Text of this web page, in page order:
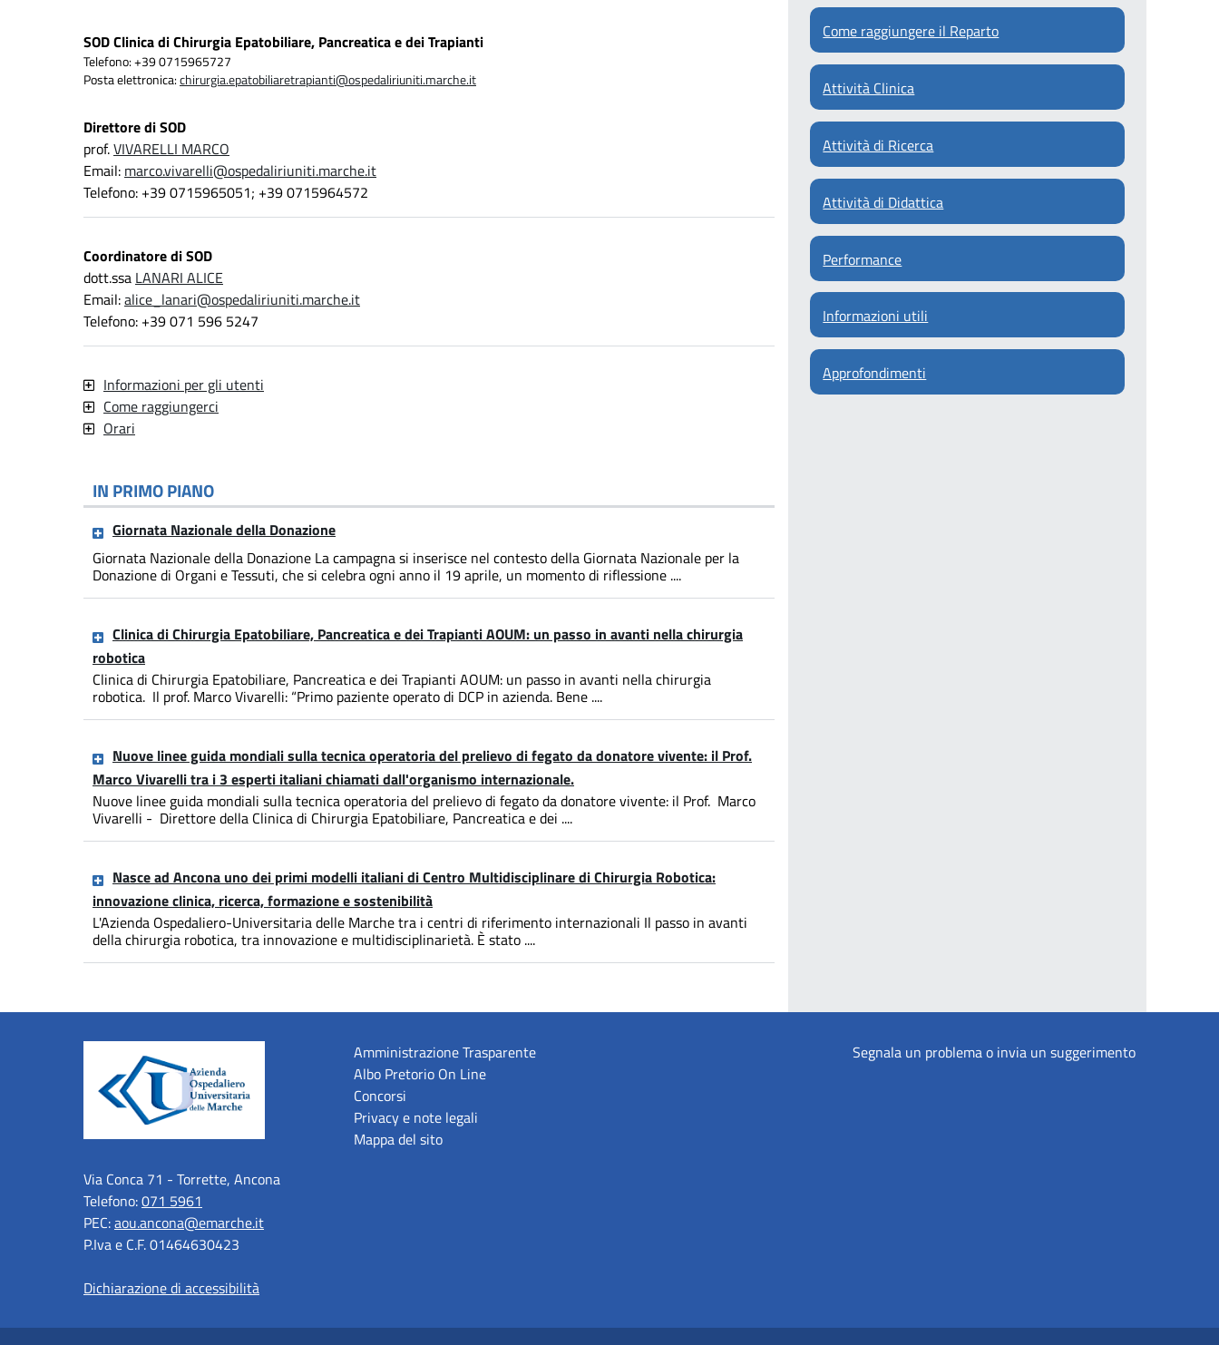
SOD Clinica di Chirurgia Epatobiliare, Pancreatica e dei Trapianti
Telefono: +39 0715965727
Posta elettronica:chirurgia.epatobiliaretrapianti@ospedaliriuniti.marche.it
Direttore di SOD
prof.VIVARELLI MARCO
Email: marco.vivarelli@ospedaliriuniti.marche.it
Telefono: +39 0715965051; +39 0715964572
Coordinatore di SOD
dott.ssa LANARI ALICE
Email:alice_lanari@ospedaliriuniti.marche.it
Telefono: +39 071 596 5247
Informazioni per gli utenti
Come raggiungerci
Orari
IN PRIMO PIANO
Giornata Nazionale della Donazione
Giornata Nazionale della Donazione La campagna si inserisce nel contesto della Giornata Nazionale per la
Donazione di Organi e Tessuti, che si celebra ogni anno il 19 aprile, un momento di riflessione ....
Clinica di Chirurgia Epatobiliare, Pancreatica e dei Trapianti AOUM: un passo in avanti nella chirurgia
robotica
Clinica di Chirurgia Epatobiliare, Pancreatica e dei Trapianti AOUM: un passo in avanti nella chirurgia
robotica. Il prof. Marco Vivarelli: “Primo paziente operato di DCP in azienda. Bene ....
Nuove linee guida mondiali sulla tecnica operatoria del prelievo di fegato da donatore vivente: il Prof.
Marco Vivarelli tra i 3 esperti italiani chiamati dall'organismo internazionale.
Nuove linee guida mondiali sulla tecnica operatoria del prelievo di fegato da donatore vivente: il Prof. Marco
Vivarelli - Direttore della Clinica di Chirurgia Epatobiliare, Pancreatica e dei ....
Nasce ad Ancona uno dei primi modelli italiani di Centro Multidisciplinare di Chirurgia Robotica:
innovazione clinica, ricerca, formazione e sostenibilità
L'Azienda Ospedaliero-Universitaria delle Marche tra i centri di riferimento internazionali Il passo in avanti
della chirurgia robotica, tra innovazione e multidisciplinarietà. È stato ....
Come raggiungere il Reparto
Attività Clinica
Attività di Ricerca
Attività di Didattica
Performance
Informazioni utili
Approfondimenti
Via Conca 71 - Torrette, Ancona
Telefono:071 5961
PEC:aou.ancona@emarche.it
P.Iva e C.F. 01464630423
Dichiarazione di accessibilità
Amministrazione Trasparente
Albo Pretorio On Line
Concorsi
Privacy e note legali
Mappa del sito
Segnala un problema o invia un suggerimento